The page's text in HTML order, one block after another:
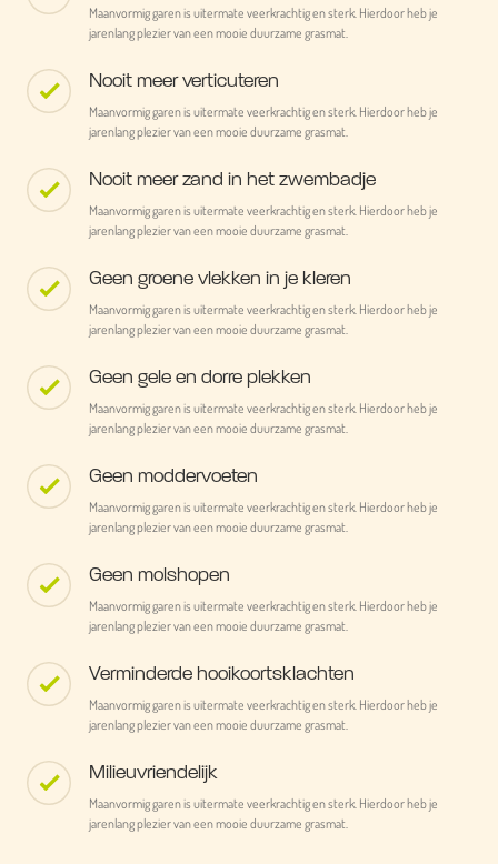
Maanvormig garen is uitermate veerkrachtig en sterk. Hierdoor heb je
jarenlang plezier van een mooie duurzame grasmat.
Nooit meer verticuteren
Maanvormig garen is uitermate veerkrachtig en sterk. Hierdoor heb je
jarenlang plezier van een mooie duurzame grasmat.
Nooit meer zand in het zwembadje
Maanvormig garen is uitermate veerkrachtig en sterk. Hierdoor heb je
jarenlang plezier van een mooie duurzame grasmat.
Geen groene vlekken in je kleren
Maanvormig garen is uitermate veerkrachtig en sterk. Hierdoor heb je
jarenlang plezier van een mooie duurzame grasmat.
Geen gele en dorre plekken
Maanvormig garen is uitermate veerkrachtig en sterk. Hierdoor heb je
jarenlang plezier van een mooie duurzame grasmat.
Geen moddervoeten
Maanvormig garen is uitermate veerkrachtig en sterk. Hierdoor heb je
jarenlang plezier van een mooie duurzame grasmat.
Geen molshopen
Maanvormig garen is uitermate veerkrachtig en sterk. Hierdoor heb je
jarenlang plezier van een mooie duurzame grasmat.
Verminderde hooikoortsklachten
Maanvormig garen is uitermate veerkrachtig en sterk. Hierdoor heb je
jarenlang plezier van een mooie duurzame grasmat.
Milieuvriendelijk
Maanvormig garen is uitermate veerkrachtig en sterk. Hierdoor heb je
jarenlang plezier van een mooie duurzame grasmat.